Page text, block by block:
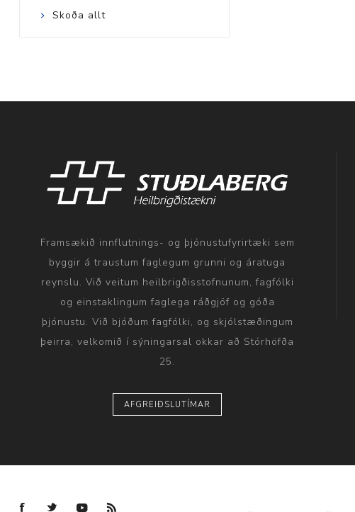
Skoða allt
Framsækið innflutnings- og þjónustufyrirtæki sem
byggir á traustum faglegum grunni og áratuga
reynslu. Við veitum heilbrigðisstofnunum, fagfólki
og einstaklingum faglega ráðgjöf og góða
þjónustu. Við bjóðum fagfólki, og skjólstæðingum
þeirra, velkomið í sýningarsal okkar að Stórhöfða
25.
AFGREIÐSLUTÍMAR